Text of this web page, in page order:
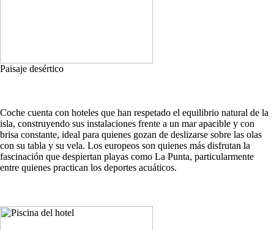
Paisaje desértico
Coche cuenta con hoteles que han respetado el equilibrio natural de la
isla, construyendo sus instalaciones frente a un mar apacible y con
brisa constante, ideal para quienes gozan de deslizarse sobre las olas
con su tabla y su vela. Los europeos son quienes más disfrutan la
fascinación que despiertan playas como La Punta, particularmente
entre quienes practican los deportes acuáticos.